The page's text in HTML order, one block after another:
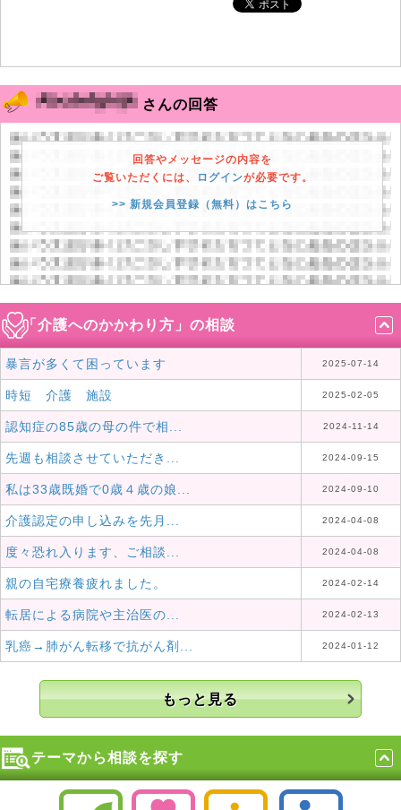
さんの回答
回答やメッセージの内容を
ご覧いただくには、
ログインが必要です。
>> 新規会員登録（無料）はこちら
「介護へのかかわり方」の相談
暴言が多くて困っています 2025-07-14
時短 介護 施設 2025-02-05
認知症の85歳の母の件で相... 2024-11-14
先週も相談させていただき... 2024-09-15
私は33歳既婚で0歳４歳の娘... 2024-09-10
介護認定の申し込みを先月... 2024-04-08
度々恐れ入ります、ご相談... 2024-04-08
親の自宅療養疲れました。 2024-02-14
転居による病院や主治医の... 2024-02-13
乳癌→肺がん転移で抗がん剤... 2024-01-12
もっと見る
テーマから相談を探す